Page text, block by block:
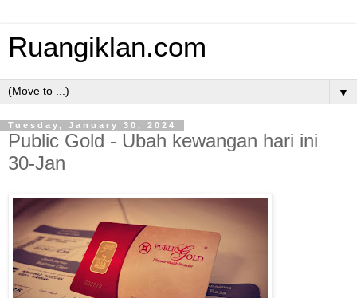
Ruangiklan.com
▼
Tuesday, January 30, 2024
Public Gold - Ubah kewangan hari ini
30-Jan